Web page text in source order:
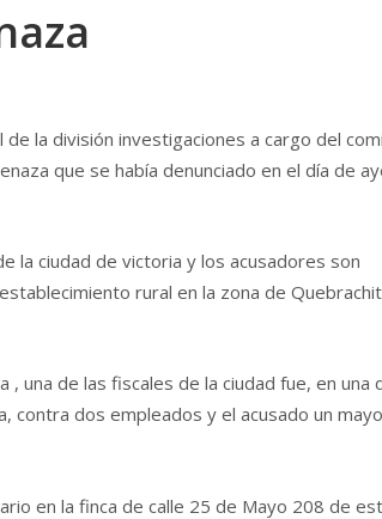
la división investigaciones a cargo del
que se había denunciado en el día de
la ciudad de victoria y los acusadores son
rural en la zona de
una de las fiscales de la ciudad fue, en una
contra dos empleados y el acusado un
en la finca de calle 25 de Mayo 208 de